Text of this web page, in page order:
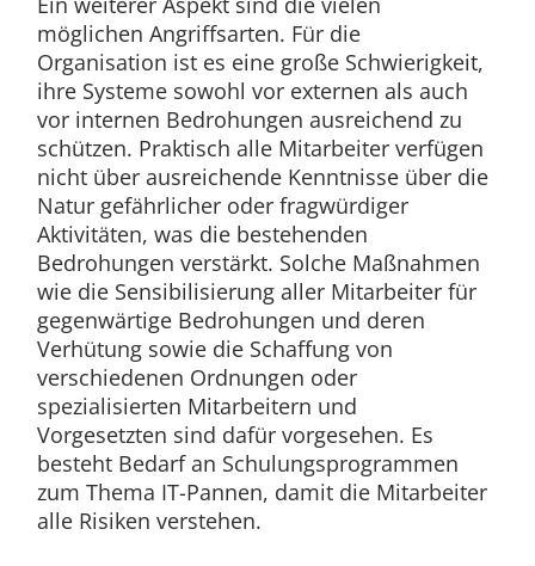
möglichen Angriffsarten. Für die
Organisation ist es eine große Schwierigkeit,
ihre Systeme sowohl vor externen als auch
vor internen Bedrohungen ausreichend zu
schützen. Praktisch alle Mitarbeiter verfügen
nicht über ausreichende Kenntnisse über die
Natur gefährlicher oder fragwürdiger
Aktivitäten, was die bestehenden
Bedrohungen verstärkt. Solche Maßnahmen
wie die Sensibilisierung aller Mitarbeiter für
gegenwärtige Bedrohungen und deren
Verhütung sowie die Schaffung von
verschiedenen Ordnungen oder
spezialisierten Mitarbeitern und
Vorgesetzten sind dafür vorgesehen. Es
besteht Bedarf an Schulungsprogrammen
zum Thema IT-Pannen, damit die Mitarbeiter
alle Risiken verstehen.